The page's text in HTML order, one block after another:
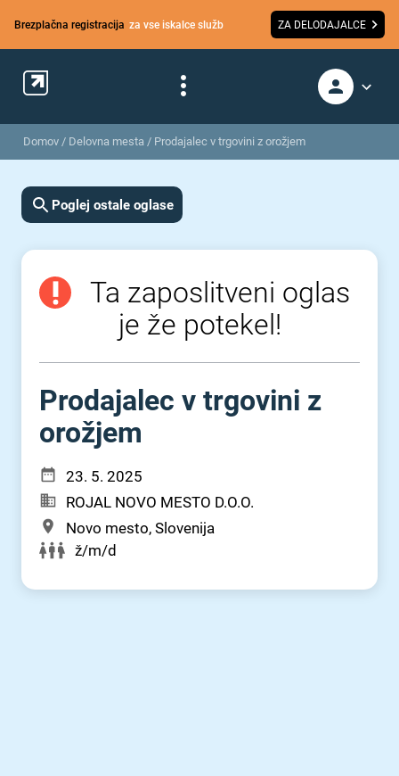
Brezplačna registracija za vse iskalce služb ZA DELODAJALCE
Domov / Delovna mesta / Prodajalec v trgovini z orožjem
Poglej ostale oglase
Ta zaposlitveni oglas
je že potekel!
Prodajalec v trgovini z
orožjem
23. 5. 2025
ROJAL NOVO MESTO D.O.O.
Novo mesto, Slovenija
ž/m/d